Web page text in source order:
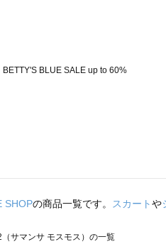
SHOPの商品一覧です。 スカートや
サマンサ モスモス）の一覧